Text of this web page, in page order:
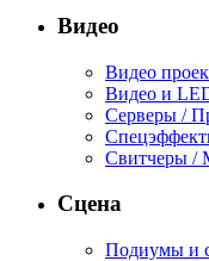
Видео
Видео
Видео и
Серверы /
Свитчеры /
Сцена
Подиумы и